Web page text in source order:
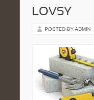
LOVSY
POSTED BY ADMIN